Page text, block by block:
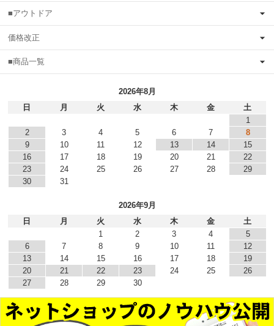
■アウトドア
価格改正
■商品一覧
2026年8月
日
月 火 水 木 金
土
1
2
3 4 5 6 7
8
9
10 11 12 13 14
15
16
17 18 19 20 21
22
23
24 25 26 27 28
29
30
31
2026年9月
日
月 火 水 木 金
土
1
2 3 4
5
6
7 8 9 10 11
12
13
14 15 16 17 18
19
20
21 22 23 24 25
26
27
28 29 30